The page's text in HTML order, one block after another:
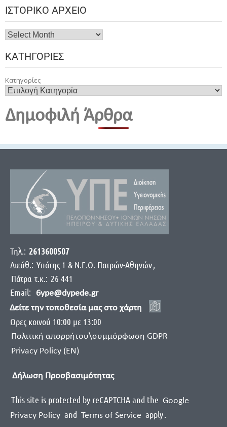
ΙΣΤΟΡΙΚΌ ΑΡΧΕΊΟ
ΚΑΤΗΓΟΡΊΕΣ
Κατηγορίες
Δημοφιλή Άρθρα
Τηλ.: 2613600507
Διεύθ.: Yπάτης 1 & Ν.Ε.Ο. Πατρών-Αθηνών,
Πάτρα τ.κ.: 26 441
Email:
6ype@dypede.gr
Δείτε την τοποθεσία μας στο χάρτη
Ωρες κοινού 10:00 με 13:00
Πολιτική απορρήτου\συμμόρφωση GDPR
Privacy Policy (EN)
Δήλωση Προσβασιμότητας
This site is protected by reCAPTCHA and the Google
Privacy Policy and Terms of Service apply.